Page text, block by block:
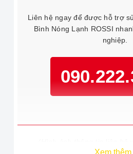
Liên hệ ngay để được hỗ trợ
Bình Nóng Lạnh ROSSI
nghiệp.
Xem thêm